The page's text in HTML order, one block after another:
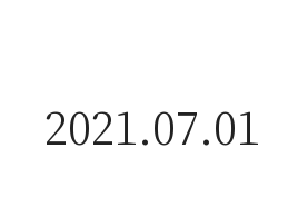
2021.07.01